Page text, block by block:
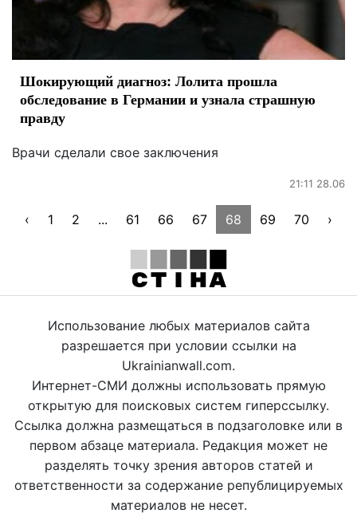
Шокирующий диагноз: Лолита прошла
обследование в Германии и узнала страшную
правду
Врачи сделали свое заключения
21:11 28.06
‹ 1 2 ... 61 66 67 68 69 70 ›
Использование любых материалов сайта
разрешается при условии ссылки на
Ukrainianwall.com.
Интернет-СМИ должны использовать прямую
открытую для поисковых систем гиперссылку.
Ссылка должна размещаться в подзаголовке или в
первом абзаце материала. Редакция может не
разделять точку зрения авторов статей и
ответственности за содержание републицируемых
материалов не несет.